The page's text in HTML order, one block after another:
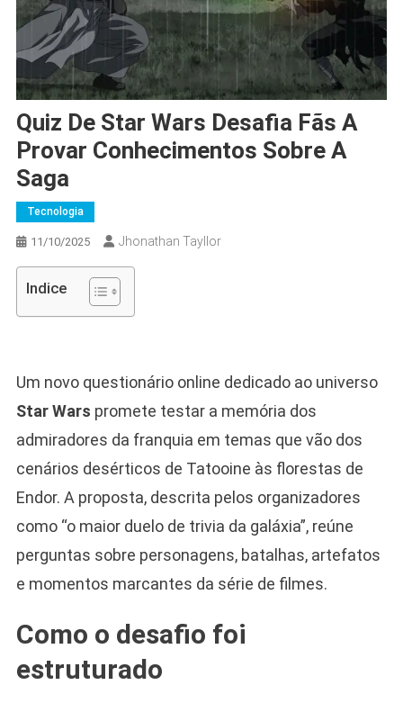
Quiz De Star Wars Desafia Fãs A
Provar Conhecimentos Sobre A
Saga
Tecnologia
11/10/2025 Jhonathan Tayllor
Indice
Um novo questionário online dedicado ao universo
Star Wars promete testar a memória dos
admiradores da franquia em temas que vão dos
cenários desérticos de Tatooine às florestas de
Endor. A proposta, descrita pelos organizadores
como “o maior duelo de trivia da galáxia”, reúne
perguntas sobre personagens, batalhas, artefatos
e momentos marcantes da série de filmes.
Como o desafio foi
estruturado